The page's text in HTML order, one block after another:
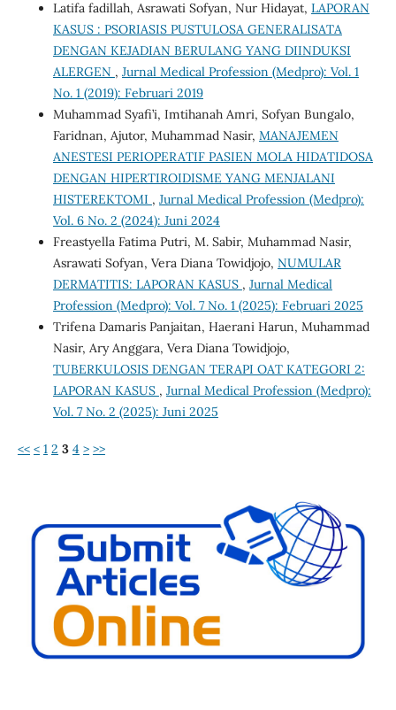
Latifa fadillah, Asrawati Sofyan, Nur Hidayat, LAPORAN
KASUS : PSORIASIS PUSTULOSA GENERALISATA
DENGAN KEJADIAN BERULANG YANG DIINDUKSI
ALERGEN , Jurnal Medical Profession (Medpro): Vol. 1
No. 1 (2019): Februari 2019
Muhammad Syafi’i, Imtihanah Amri, Sofyan Bungalo,
Faridnan, Ajutor, Muhammad Nasir, MANAJEMEN
ANESTESI PERIOPERATIF PASIEN MOLA HIDATIDOSA
DENGAN HIPERTIROIDISME YANG MENJALANI
HISTEREKTOMI , Jurnal Medical Profession (Medpro):
Vol. 6 No. 2 (2024): Juni 2024
Freastyella Fatima Putri, M. Sabir, Muhammad Nasir,
Asrawati Sofyan, Vera Diana Towidjojo, NUMULAR
DERMATITIS: LAPORAN KASUS , Jurnal Medical
Profession (Medpro): Vol. 7 No. 1 (2025): Februari 2025
Trifena Damaris Panjaitan, Haerani Harun, Muhammad
Nasir, Ary Anggara, Vera Diana Towidjojo,
TUBERKULOSIS DENGAN TERAPI OAT KATEGORI 2:
LAPORAN KASUS , Jurnal Medical Profession (Medpro):
Vol. 7 No. 2 (2025): Juni 2025
<< < 1 2 3 4 > >>